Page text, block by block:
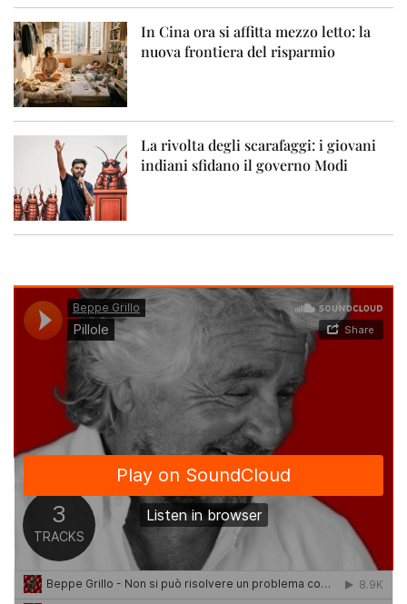
In Cina ora si affitta mezzo letto: la
nuova frontiera del risparmio
La rivolta degli scarafaggi: i giovani
indiani sfidano il governo Modi